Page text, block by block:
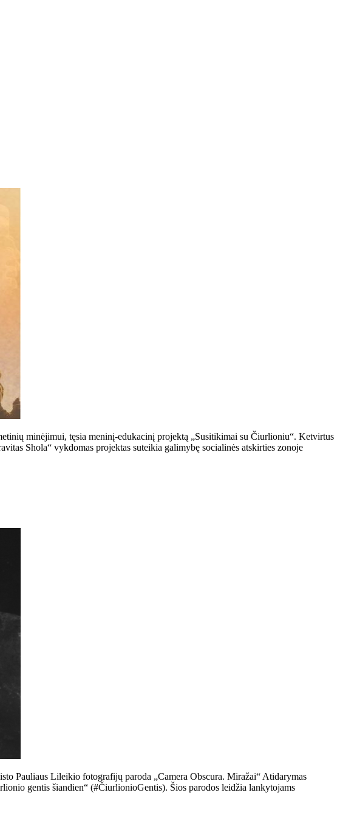
minėjimui, tęsia meninį-edukacinį projektą „Susitikimai su Čiurlioniu“. Ketvirtus
Shola“ vykdomas projektas suteikia galimybę socialinės atskirties zonoje
Pauliaus Lileikio fotografijų paroda „Camera Obscura. Miražai“ Atidarymas
gentis šiandien“ (#ČiurlionioGentis). Šios parodos leidžia lankytojams